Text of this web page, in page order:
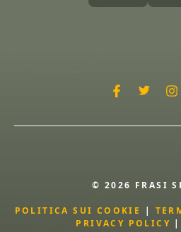
© 2026 FRASI
POLITICA SUI COOKIE |
PRIVACY POLICY